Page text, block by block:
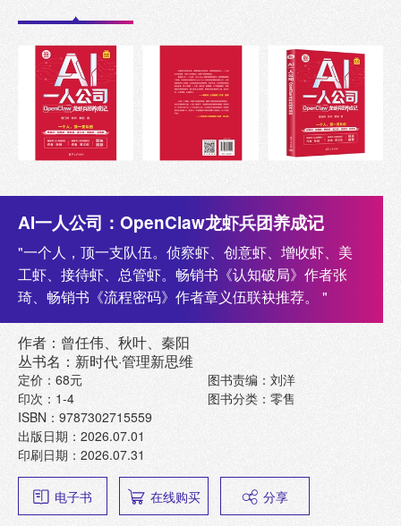
AI一人公司：OpenClaw龙虾兵团养成记
"一个人，顶一支队伍。侦察虾、创意虾、增收虾、美
工虾、接待虾、总管虾。畅销书《认知破局》作者张
琦、畅销书《流程密码》作者章义伍联袂推荐。 "
作者：曾任伟、秋叶、秦阳
丛书名：新时代·管理新思维
定价：68元
印次：1-4
ISBN：9787302715559
出版日期：2026.07.01
印刷日期：2026.07.31
图书责编：刘洋
图书分类：零售
电子书 在线购买 分享